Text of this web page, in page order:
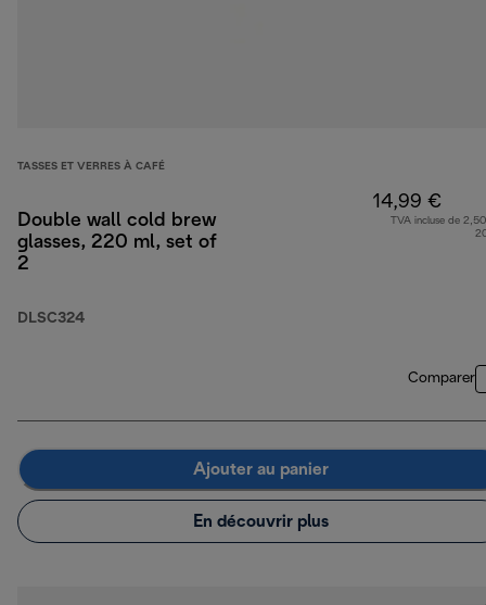
TASSES ET VERRES À CAFÉ
Double wall cold brew
glasses, 220 ml, set of
2
DLSC324
14,99 €
TVA incluse de
Comparer
Ajouter au panier
En découvrir plus